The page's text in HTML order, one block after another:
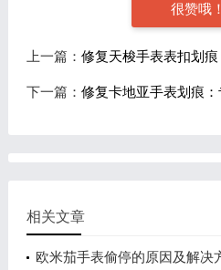
很赞哦！
上一篇： 修复天梭手表表扣划
下一篇： 修复卡地亚手表划痕
相关文章
欧米茄手表偷停的原因及解决